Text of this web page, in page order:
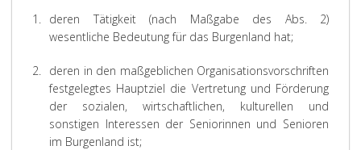
1. deren Tätigkeit (nach Maßgabe des Abs. 2)
wesentliche Bedeutung für das Burgenland hat;
2. deren in den maßgeblichen Organisationsvorschriften
festgelegtes Hauptziel die Vertretung und Förderung
der sozialen, wirtschaftlichen, kulturellen und
sonstigen Interessen der Seniorinnen und Senioren
im Burgenland ist;